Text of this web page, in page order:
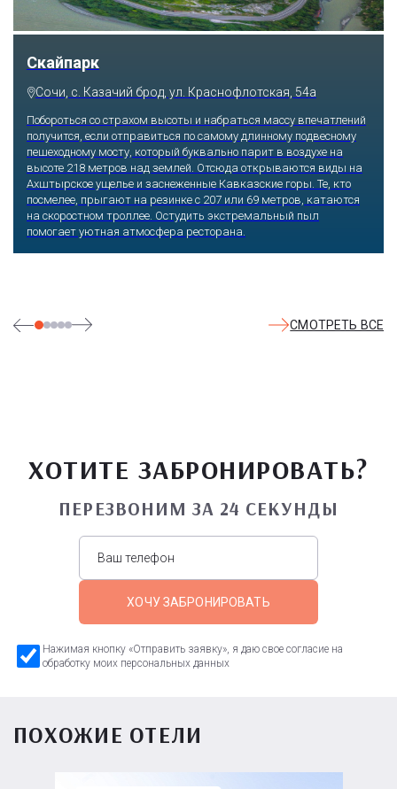
Скайпарк
Сочи, с. Казачий брод, ул. Краснофлотская, 54а
Побороться со страхом высоты и набраться массу впечатлений
получится, если отправиться по самому длинному подвесному
пешеходному мосту, который буквально парит в воздухе на
высоте 218 метров над землей. Отсюда открываются виды на
Ахштырское ущелье и заснеженные Кавказские горы. Те, кто
посмелее, прыгают на резинке с 207 или 69 метров, катаются
на скоростном троллее. Остудить экстремальный пыл
помогает уютная атмосфера ресторана.
СМОТРЕТЬ ВСЕ
ХОТИТЕ ЗАБРОНИРОВАТЬ?
ПЕРЕЗВОНИМ ЗА 24 СЕКУНДЫ
ХОЧУ ЗАБРОНИРОВАТЬ
Нажимая кнопку «Отправить заявку», я даю свое согласие на
обработку моих персональных данных
ПОХОЖИЕ ОТЕЛИ